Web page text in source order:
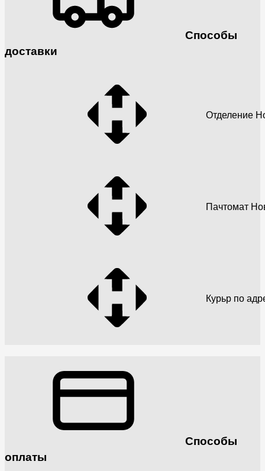
Способы
доставки
Отделение
Пачтомат
Курьр по
Способы
оплаты